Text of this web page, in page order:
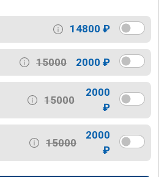
14800 ₽
15000 2000 ₽
15000
2000
₽
15000
2000
₽